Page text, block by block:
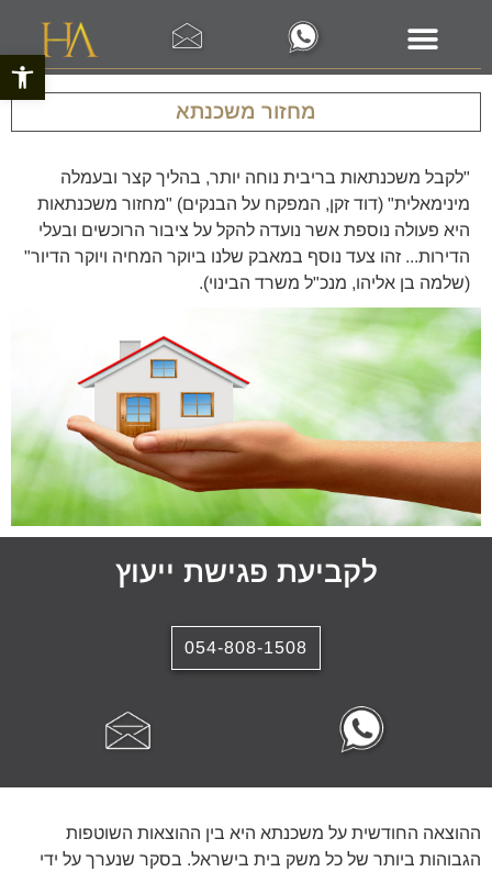
פתח
מחזור משכנתא
"לקבל משכנתאות בריבית נוחה יותר, בהליך קצר ובעמלה
מינימאלית" (דוד זקן, המפקח על הבנקים) "מחזור משכנתאות
היא פעולה נוספת אשר נועדה להקל על ציבור הרוכשים ובעלי
הדירות... זהו צעד נוסף במאבק שלנו ביוקר המחיה ויוקר הדיור"
(שלמה בן אליהו, מנכ"ל משרד הבינוי).
לקביעת פגישת ייעוץ
054-808-1508
ההוצאה החודשית על משכנתא היא בין ההוצאות השוטפות
הגבוהות ביותר של כל משק בית בישראל. בסקר שנערך על ידי